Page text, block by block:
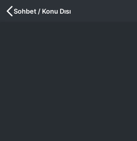
b
aSohbet / Konu Dısı